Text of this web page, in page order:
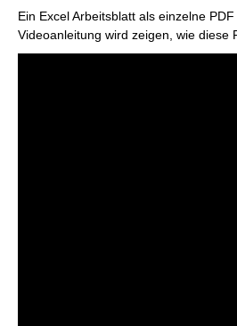
Ein Excel Arbeitsblatt als einzelne
Videoanleitung wird zeigen, wie diese